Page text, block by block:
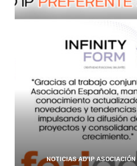
NOTICIAS AD'IP ASOCIACIÓN